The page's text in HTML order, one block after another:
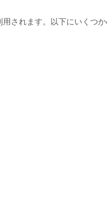
されます。以下にいくつ